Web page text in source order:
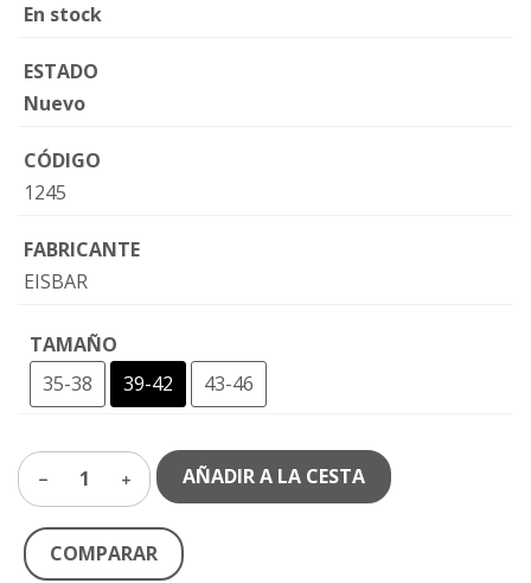
En stock
ESTADO
Nuevo
CÓDIGO
1245
FABRICANTE
EISBAR
TAMAÑO
35-38
39-42 43-46
1 AÑADIR A LA CESTA
COMPARAR